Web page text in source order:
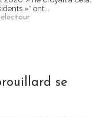
»* ont...
se